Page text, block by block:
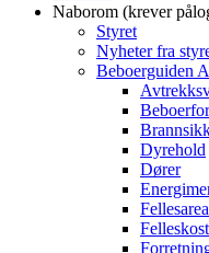
Naborom (krever
Styret
Nyheter fra
Beboerguiden
Dyrehold
Dører